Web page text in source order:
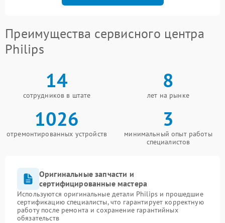
Преимущества сервисного центра
Philips
14
сотрудников в штате
8
лет на рынке
1026
отремонтированных устройств
3
минимальный опыт работы
специалистов
Оригинальные запчасти и
сертифицированные мастера
Используются оригинальные детали Philips и прошедшие
сертификацию специалисты, что гарантирует корректную
работу после ремонта и сохранение гарантийных
обязательств